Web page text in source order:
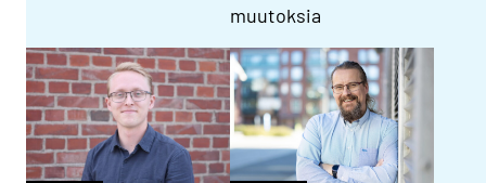
muutoksia